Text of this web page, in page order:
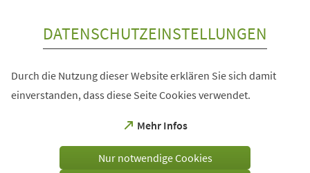
DATENSCHUTZEINSTELLUNGEN
Durch die Nutzung dieser Website erklären Sie sich damit
einverstanden, dass diese Seite Cookies verwendet.
Mehr Infos
(Öffnet
einem
Nur notwendige Cookies